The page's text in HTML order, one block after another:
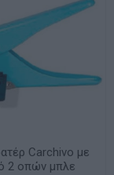
Carchivo με
2 οπών μπλε